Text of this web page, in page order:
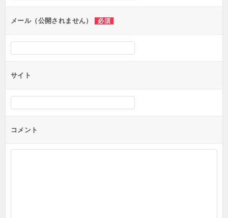
ンメール（公開されません） 必須
サイト
コメント